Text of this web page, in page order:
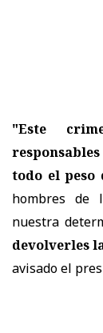
"Este
todo el peso
hombres de
nuestra
devolverles
avisado el